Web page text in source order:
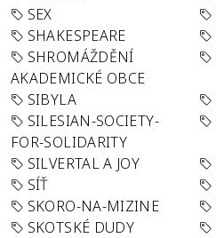
SEX
SHAKESPEARE
SHROMÁŽDĚNÍ
AKADEMICKÉ OBCE
SIBYLA
SILESIAN-SOCIETY-
FOR-SOLIDARITY
SILVERTAL A JOY
SÍŤ
SKORO-NA-MIZINE
SKOTSKÉ DUDY